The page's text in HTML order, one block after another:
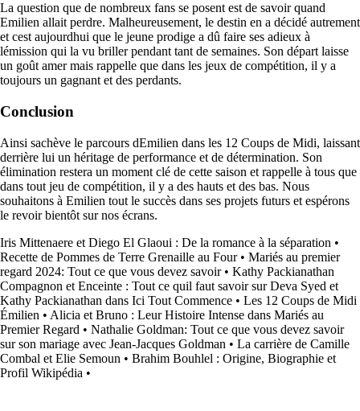
La question que de nombreux fans se posent est de savoir quand
Emilien allait perdre. Malheureusement, le destin en a décidé autrement
et cest aujourdhui que le jeune prodige a dû faire ses adieux à
lémission qui la vu briller pendant tant de semaines. Son départ laisse
un goût amer mais rappelle que dans les jeux de compétition, il y a
toujours un gagnant et des perdants.
Conclusion
Ainsi sachève le parcours dEmilien dans les 12 Coups de Midi, laissant
derrière lui un héritage de performance et de détermination. Son
élimination restera un moment clé de cette saison et rappelle à tous que
dans tout jeu de compétition, il y a des hauts et des bas. Nous
souhaitons à Emilien tout le succès dans ses projets futurs et espérons
le revoir bientôt sur nos écrans.
Iris Mittenaere et Diego El Glaoui : De la romance à la séparation •
Recette de Pommes de Terre Grenaille au Four• Mariés au premier
regard 2024: Tout ce que vous devez savoir• Kathy Packianathan
Compagnon et Enceinte : Tout ce quil faut savoir sur Deva Syed et
Kathy Packianathan dans Ici Tout Commence • Les 12 Coups de Midi
Émilien • Alicia et Bruno : Leur Histoire Intense dans Mariés au
Premier Regard • Nathalie Goldman: Tout ce que vous devez savoir
sur son mariage avec Jean-Jacques Goldman • La carrière de Camille
Combal et Elie Semoun • Brahim Bouhlel : Origine, Biographie et
Profil Wikipédia •